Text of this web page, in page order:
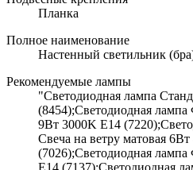
Планка
Полное наименование
Настенный светильник
Рекомендуемые лампы
"Светодиодная лампа
(8454);Светодиодная
9Вт 3000K E14
Свеча на ветру матовая
(7026);Светодиодная
E14 (7137);Светодиодная